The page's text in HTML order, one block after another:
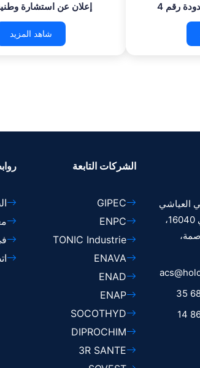
إعلان عن استشارة
شاهد المزيد
رقم 4
العياشي
، حسين داي 16040،
الشركات التابعة
GIPEC
ENPC
TONIC Industrie
ENAVA
ENAD
ENAP
SOCOTHYD
DIPROCHIM
3R SANTE